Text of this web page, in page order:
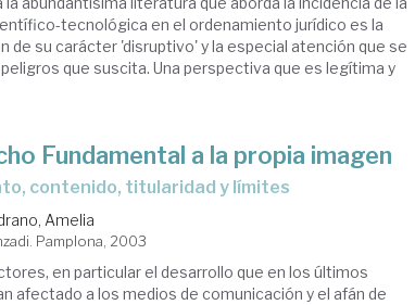
tecnológica en el ordenamiento jurídico es la
de su carácter 'disruptivo' y la especial atención que se
que suscita. Una perspectiva que es legítima y
Fundamental a la propia imagen
contenido, titularidad y límites
Amelia
Pamplona, 2003
en particular el desarrollo que en los últimos
afectado a los medios de comunicación y el afán de